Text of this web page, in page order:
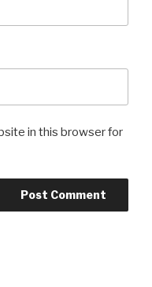
in this browser for